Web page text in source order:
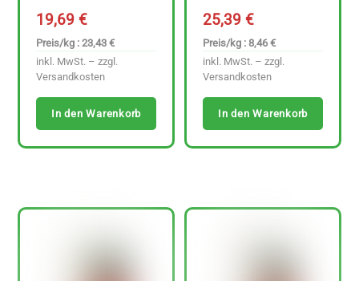
19,69€
Preis/kg : 23,43 €
inkl. MwSt. – zzgl.
Versandkosten
In den Warenkorb
25,39€
Preis/kg : 8,46 €
inkl. MwSt. – zzgl.
Versandkosten
In den Warenkorb